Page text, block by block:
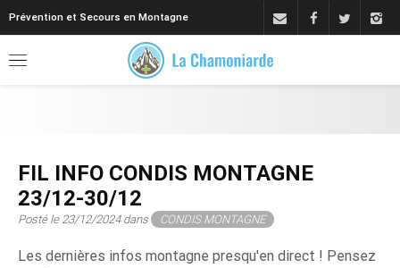
Prévention et Secours en Montagne
FIL INFO CONDIS MONTAGNE
23/12-30/12
Posté le 23/12/2024 dans CONDIS MONTAGNE
Les dernières infos montagne presqu'en direct ! Pensez